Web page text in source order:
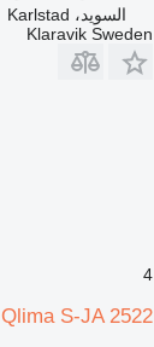
السويد، Karlstad
Klaravik Sweden
4
Qlima S-JA 2522